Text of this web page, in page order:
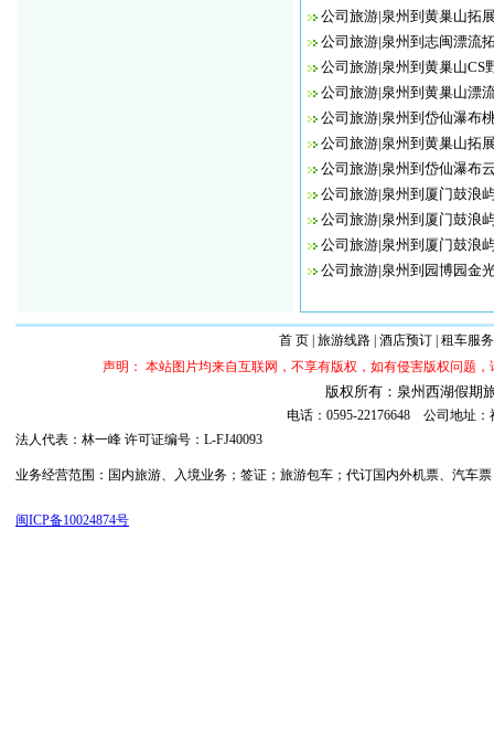
公司旅游|泉州到黄巢山拓
公司旅游|泉州到志闽漂流
公司旅游|泉州到黄巢山CS
公司旅游|泉州到黄巢山漂
公司旅游|泉州到岱仙瀑布
公司旅游|泉州到黄巢山拓
公司旅游|泉州到岱仙瀑布
公司旅游|泉州到厦门鼓浪
公司旅游|泉州到厦门鼓浪
公司旅游|泉州到厦门鼓浪
公司旅游|泉州到园博园金
首 页| 旅游线路| 酒店预订| 租车服务
声明： 本站图片均来自互联网，不享有版权，如有侵害版权问题
版权所有：泉州西湖假
电话：0595-22176648 公司地址
法人代表：林一峰 许可证编号：L-FJ40093
业务经营范围：国内旅游、入境业务；签证；旅游包车；代订国内外机票、汽
闽ICP备10024874号